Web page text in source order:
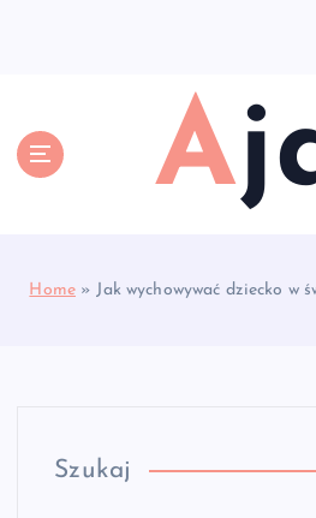
Home» Jak wychowywać dziecko w
Szukaj